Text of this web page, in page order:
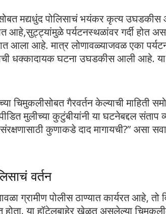
मद्यधुंद पोलिसाचं भयंकर कृत्य
पर्यटनस्थळांवर गर्दी होत
आला आहे. मात्र लोणावळ्याजवळ एका
धक्कादायक घटना उघडकीस आली आहे.
चिमुकलीसोबत गैरवर्तन केल्याची माहिती
मुलीच्या कुटुंबीयांनी या घटनेबद्दल
कुणाकडे दाद मागायची?” असा
वर्तन
ग्रामीण पोलीस ठाण्यात कार्यरत आहे, तो
या हॉटेलबाहेर खेळत असलेल्या